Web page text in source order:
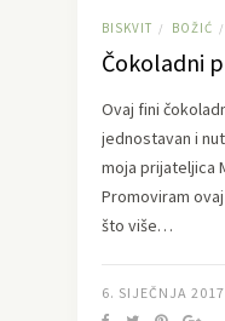
BISKVIT / BOŽIĆ /
Čokoladni
Ovaj fini
jednostavan i
moja prijateljica
Promoviram
što više…
6. SIJEČNJA